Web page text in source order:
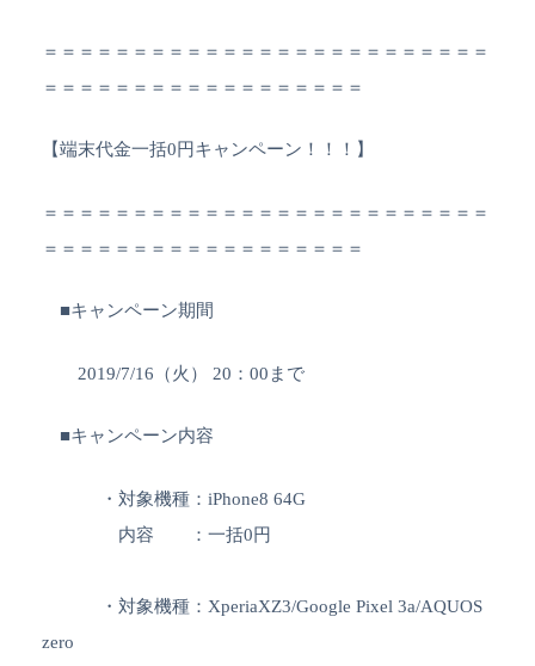
＝＝＝＝＝＝＝＝＝＝＝＝＝＝＝＝＝＝＝＝＝＝＝＝＝
＝＝＝＝＝＝＝＝＝＝＝＝＝＝＝＝＝＝
【端末代金一括0円キャンペーン！！！】
＝＝＝＝＝＝＝＝＝＝＝＝＝＝＝＝＝＝＝＝＝＝＝＝＝
＝＝＝＝＝＝＝＝＝＝＝＝＝＝＝＝＝＝
■キャンペーン期間
2019/7/16（火） 20：00まで
■キャンペーン内容
・対象機種：iPhone8 64G
内容 ：一括0円
・対象機種：XperiaXZ3/Google Pixel 3a/AQUOS
zero